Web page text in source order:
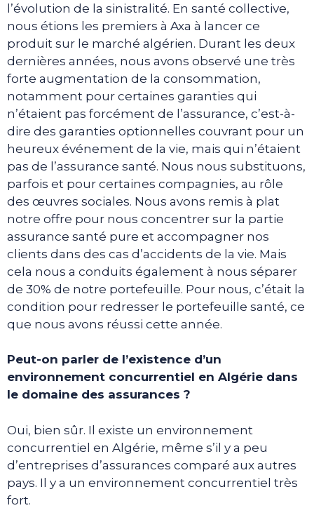
l’évolution de la sinistralité. En santé collective,
nous étions les premiers à Axa à lancer ce
produit sur le marché algérien. Durant les deux
dernières années, nous avons observé une très
forte augmentation de la consommation,
notamment pour certaines garanties qui
n’étaient pas forcément de l’assurance, c’est-à-
dire des garanties optionnelles couvrant pour un
heureux événement de la vie, mais qui n’étaient
pas de l’assurance santé. Nous nous substituons,
parfois et pour certaines compagnies, au rôle
des œuvres sociales. Nous avons remis à plat
notre offre pour nous concentrer sur la partie
assurance santé pure et accompagner nos
clients dans des cas d’accidents de la vie. Mais
cela nous a conduits également à nous séparer
de 30% de notre portefeuille. Pour nous, c’était la
condition pour redresser le portefeuille santé, ce
que nous avons réussi cette année.
Peut-on parler de l’existence d’un
environnement concurrentiel en Algérie dans
le domaine des assurances ?
Oui, bien sûr. Il existe un environnement
concurrentiel en Algérie, même s’il y a peu
d’entreprises d’assurances comparé aux autres
pays. Il y a un environnement concurrentiel très
fort.